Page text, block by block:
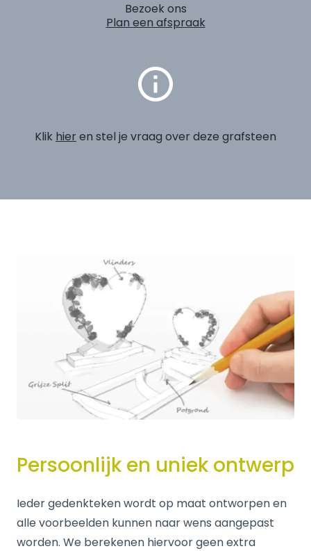
Bezoek ons
Plan een afspraak
Klik hier en stel je vraag over deze grafsteen
Persoonlijk en uniek ontwerp
Ieder gedenkteken wordt op maat ontworpen en
alle voorbeelden kunnen naar wens aangepast
worden. We berekenen hiervoor geen extra